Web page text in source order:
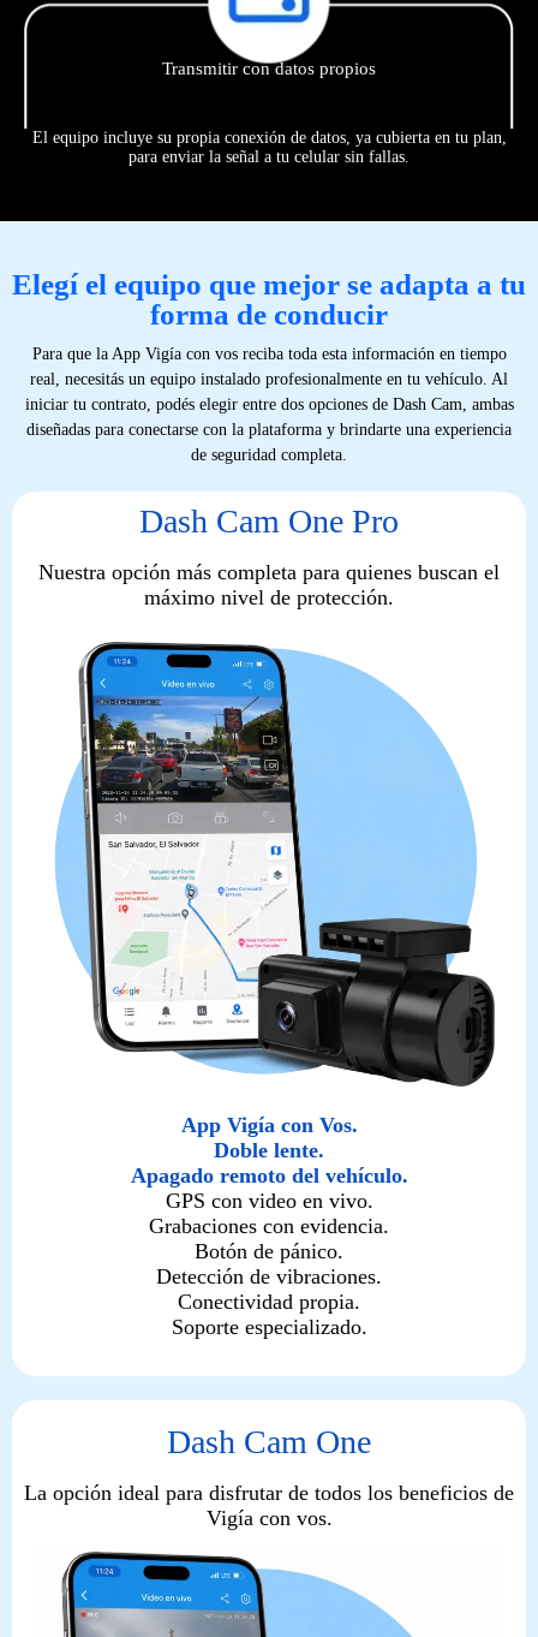
Transmitir con datos propios
El equipo incluye su propia conexión de datos, ya cubierta en tu plan,
para enviar la señal a tu celular sin fallas.
Elegí el equipo que mejor se adapta a tu
forma de conducir
Para que la App Vigía con vos reciba toda esta información en tiempo
real, necesitás un equipo instalado profesionalmente en tu vehículo. Al
iniciar tu contrato, podés elegir entre dos opciones de Dash Cam, ambas
diseñadas para conectarse con la plataforma y brindarte una experiencia
de seguridad completa.
Dash Cam One Pro
Nuestra opción más completa para quienes buscan el
máximo nivel de protección.
App Vigía con Vos.
Doble lente.
Apagado remoto del vehículo.
GPS con video en vivo.
Grabaciones con evidencia.
Botón de pánico.
Detección de vibraciones.
Conectividad propia.
Soporte especializado.
Dash Cam One
La opción ideal para disfrutar de todos los beneficios de
Vigía con vos.